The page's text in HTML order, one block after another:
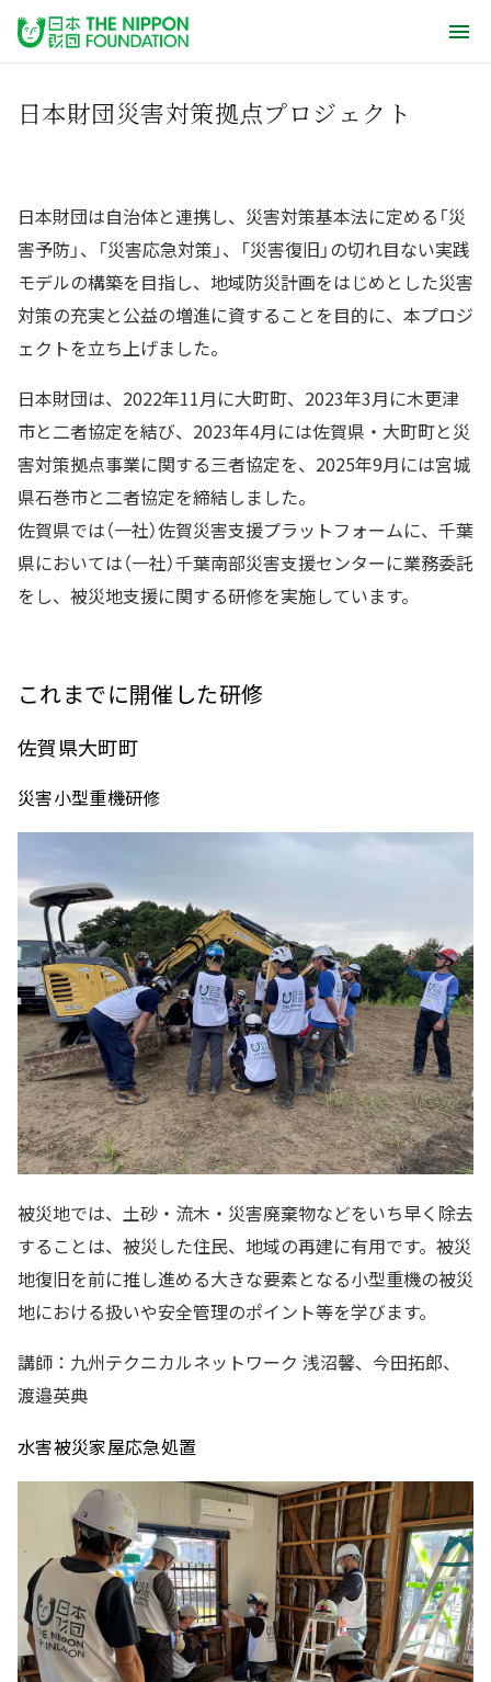
日本財団災害対策拠点プロジェクト
日本財団は自治体と連携し、災害対策基本法に定める「災
害予防」、「災害応急対策」、「災害復旧」の切れ目ない実践
モデルの構築を目指し、地域防災計画をはじめとした災害
対策の充実と公益の増進に資することを目的に、本プロジ
ェクトを立ち上げました。
日本財団は、2022年11月に大町町、2023年3月に木更津
市と二者協定を結び、2023年4月には佐賀県・大町町と災
害対策拠点事業に関する三者協定を、2025年9月には宮城
県石巻市と二者協定を締結しました。
佐賀県では（一社）佐賀災害支援プラットフォームに、千葉
県においては（一社）千葉南部災害支援センターに業務委託
をし、被災地支援に関する研修を実施しています。
これまでに開催した研修
佐賀県大町町
災害小型重機研修
被災地では、土砂・流木・災害廃棄物などをいち早く除去
することは、被災した住民、地域の再建に有用です。被災
地復旧を前に推し進める大きな要素となる小型重機の被災
地における扱いや安全管理のポイント等を学びます。
講師：九州テクニカルネットワーク 浅沼馨、今田拓郎、
渡邉英典
水害被災家屋応急処置